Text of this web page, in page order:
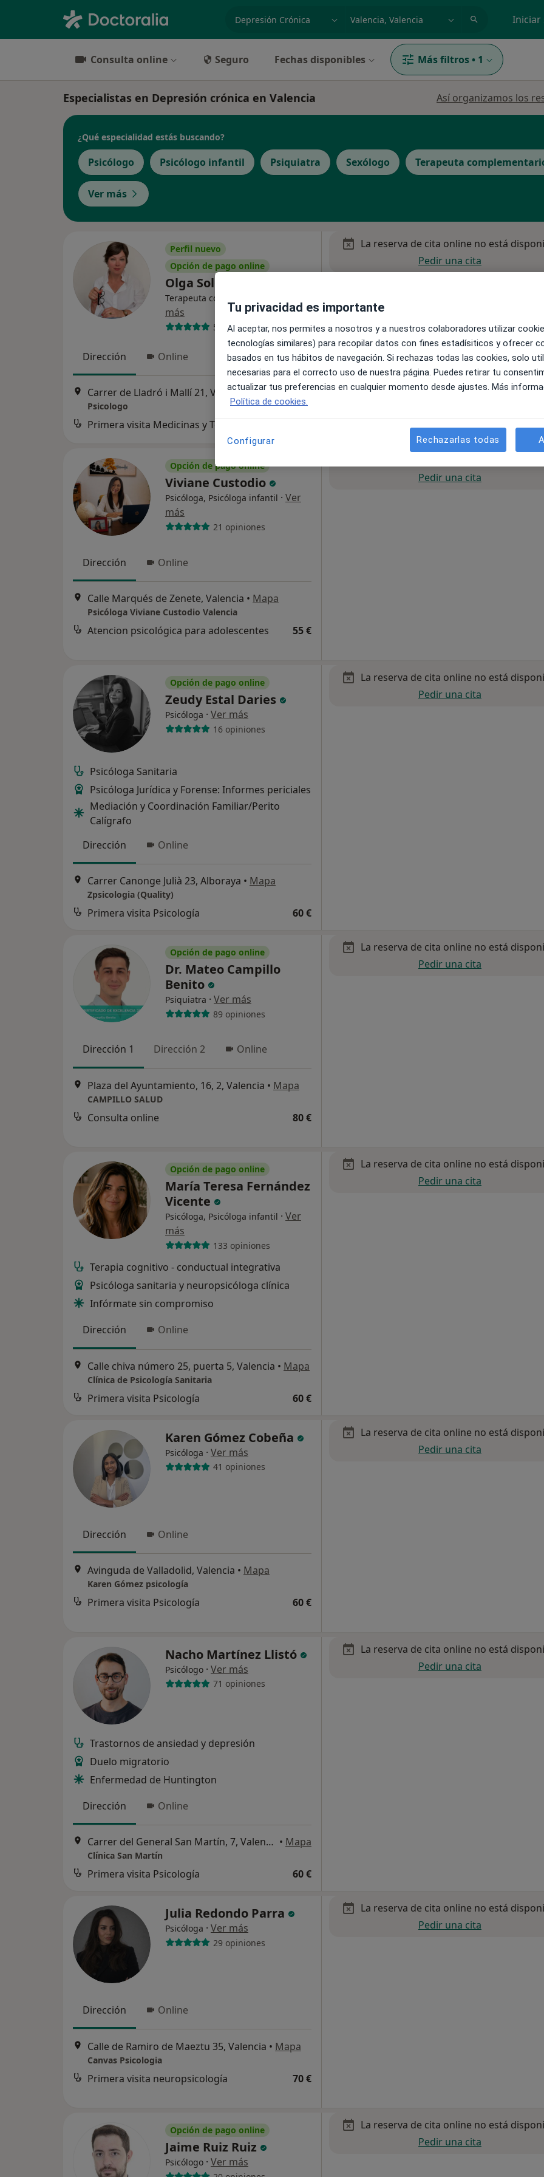
especialidad, enfermedad o nombre Iniciar
Consulta online Seguro Fechas disponibles Más filtros • 1
Especialistas en Depresión crónica en Valencia Así organizamos los
¿Qué especialidad estás buscando?
Psicólogo Psicólogo infantil Psiquiatra Sexólogo Terapeuta
Ver más
Perfil nuevo
Opción de pago online
Olga Solomatina
Terapeuta complementaria
más
5 opiniones
Dirección Online
Carrer de Lladró i Mallí 21, Valencia• Mapa
Psicologo
La reserva de cita online no está
Pedir una cita
Opción de pago online
Viviane Custodio
Psicóloga, Psicóloga infantil · Ver
más
21 opiniones
Dirección Online
Calle Marqués de Zenete, Valencia • Mapa
Psicóloga Viviane Custodio Valencia
Atencion psicológica para adolescentes 55 €
Pedir una cita
Opción de pago online
Zeudy Estal Daries
Psicóloga · Ver más
16 opiniones
Psicóloga Sanitaria
Psicóloga Jurídica y Forense: Informes periciales
Mediación y Coordinación Familiar/Perito
Calígrafo
Dirección
Online
Carrer Canonge Julià 23, Alboraya • Mapa
Zpsicologia (Quality)
Primera visita Psicología 60 €
La reserva de cita online no está
Pedir una cita
Opción de pago online
Dr. Mateo Campillo
Benito
Psiquiatra · Ver más
89 opiniones
Dirección 1 Dirección 2 Online
Plaza del Ayuntamiento, 16, 2, Valencia • Mapa
CAMPILLO SALUD
Consulta online 80 €
La reserva de cita online no está
Pedir una cita
Opción de pago online
María Teresa Fernández
Vicente
Psicóloga, Psicóloga infantil · Ver
más
133 opiniones
Terapia cognitivo - conductual integrativa
Psicóloga sanitaria y neuropsicóloga clínica
Infórmate sin compromiso
Dirección
Online
Calle chiva número 25, puerta 5, Valencia • Mapa
Clínica de Psicología Sanitaria
Primera visita Psicología 60 €
La reserva de cita online no está
Pedir una cita
Karen Gómez Cobeña
Psicóloga · Ver más
41 opiniones
Dirección Online
Avinguda de Valladolid, Valencia • Mapa
Karen Gómez psicología
Primera visita Psicología 60 €
La reserva de cita online no está
Pedir una cita
Nacho Martínez Llistó
Psicólogo · Ver más
71 opiniones
Trastornos de ansiedad y depresión
Duelo migratorio
Enfermedad de Huntington
Dirección
Online
Carrer del General San Martín, 7, Valencia • Mapa
Clínica San Martín
Primera visita Psicología 60 €
La reserva de cita online no está
Pedir una cita
Julia Redondo Parra
Psicóloga · Ver más
29 opiniones
Dirección Online
Calle de Ramiro de Maeztu 35, Valencia • Mapa
Canvas Psicologia
Primera visita neuropsicología 70 €
La reserva de cita online no está
Pedir una cita
Opción de pago online
Jaime Ruiz Ruiz
Psicólogo · Ver más
La reserva de cita online no está
Pedir una cita
Tu privacidad es importante
Al aceptar, nos permites a nosotros y a nuestros colaboradores utilizar
tecnologías similares) para recopilar datos con fines estadísiticos y ofrecer
basados en tus hábitos de navegación. Si rechazas todas las cookies, solo
necesarias para el correcto uso de nuestra página. Puedes retirar tu
actualizar tus preferencias en cualquier momento desde ajustes. Más
Política de cookies.
Configurar Rechazarlas todas